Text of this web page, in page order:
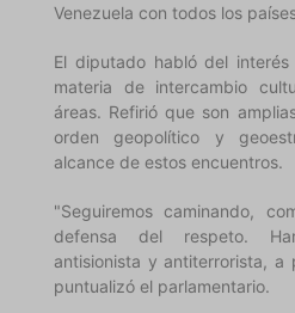
Venezuela con todos los
El diputado habló del
materia de intercambio
áreas. Refirió que son
orden geopolítico y
alcance de estos encuentros.
"Seguiremos caminando,
defensa del respeto.
antisionista y antiterrorista, a
puntualizó el parlamentario.